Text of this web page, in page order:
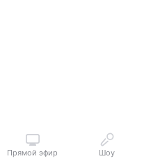
Прямой эфир Шоу